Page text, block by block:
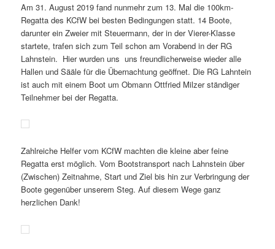
Am 31. August 2019 fand nunmehr zum 13. Mal die 100km-
Regatta des KCfW bei besten Bedingungen statt. 14 Boote,
darunter ein Zweier mit Steuermann, der in der Vierer-Klasse
startete, trafen sich zum Teil schon am Vorabend in der RG
Lahnstein. Hier wurden uns uns freundlicherweise wieder alle
Hallen und Sääle für die Übernachtung geöffnet. Die RG Lahntein
ist auch mit einem Boot um Obmann Ottfried Milzer ständiger
Teilnehmer bei der Regatta.
Zahlreiche Helfer vom KCfW machten die kleine aber feine
Regatta erst möglich. Vom Bootstransport nach Lahnstein über
(Zwischen) Zeitnahme, Start und Ziel bis hin zur Verbringung der
Boote gegenüber unserem Steg. Auf diesem Wege ganz
herzlichen Dank!